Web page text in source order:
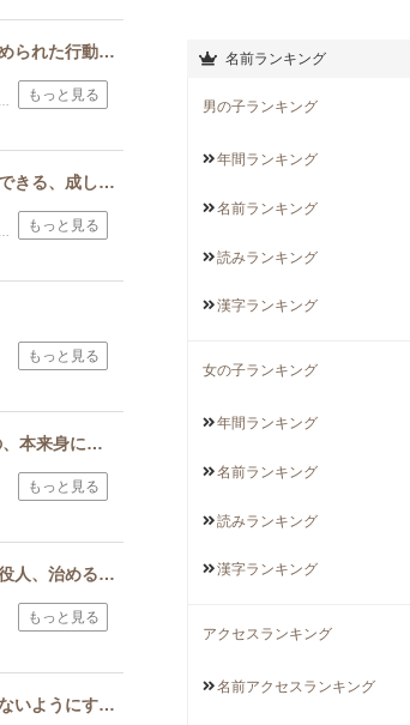
うやまう、敬意を表す、もてなす。社会生活を送る上で定められた行動規範、作法や行動。儀式。贈り物、感謝の気持ちを表す語。
もっと見る
よい、よろしい、許すことができる。良いところ、美点。できる、成しえる。聞き入れる、～してよいとする。～べし、するべきである。
もっと見る
もっと見る
ち、じ、くに、つち。大地、土、地方、土地、 生来のもの、本来身に備わっている性質、人の肌、きめ、加工や細工の土台、基となって支えている部分。
もっと見る
り、おさ、さと、つかさ、とおる、のぶ、ひろし。下級の役人、治める。懸命に仕事をしていた役人が由来のため、誠実で努力をするもののたとえ。
もっと見る
まもる。持ちこたえる、状態をたもつ。見張る、目を離さないようにする、番をする。かばう、保護する。侵略されないようにする、防衛する。かみ、地方の長官、役人。神仏のおまもり。子どもの世話をすること。
名前ランキング
男の子ランキング
年間 ランキング
名前ランキング
読みランキング
漢字ランキング
女の子ランキング
年間 ランキング
名前ランキング
読みランキング
漢字ランキング
アクセスランキング
名前アクセスランキング